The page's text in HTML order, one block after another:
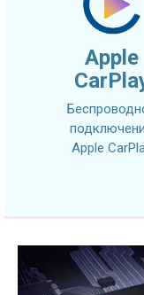
Apple
Apple